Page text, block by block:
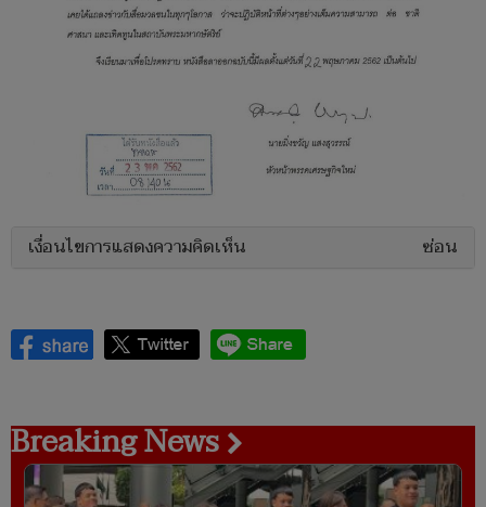
เงื่อนไขการแสดงความคิดเห็น ซ่อน
Breaking News